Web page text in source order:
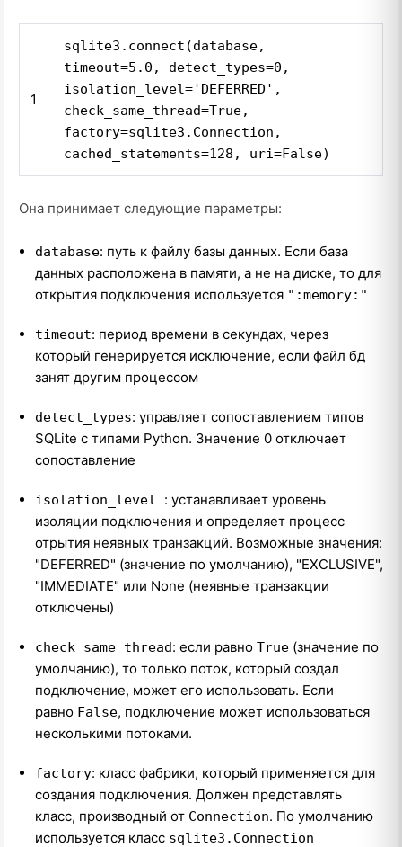
1
sqlite3.connect(database,
timeout=5.0 , detect_types=0 ,
isolation_level='DEFERRED' ,
check_same_thread=True,
factory=sqlite3.Connection,
cached_statements=128 , uri=False)
Она принимает следующие параметры:
database: путь к файлу базы данных. Если база
данных расположена в памяти, а не на диске, то для
открытия подключения используется ":memory:"
timeout: период времени в секундах, через
который генерируется исключение, если файл бд
занят другим процессом
detect_types: управляет сопоставлением типов
SQLite с типами Python. Значение 0 отключает
сопоставление
isolation_level : устанавливает уровень
изоляции подключения и определяет процесс
отрытия неявных транзакций. Возможные значения:
"DEFERRED" (значение по умолчанию), "EXCLUSIVE",
"IMMEDIATE" или None (неявные транзакции
отключены)
check_same_thread: если равно True (значение по
умолчанию), то только поток, который создал
подключение, может его использовать. Если
равно False, подключение может использоваться
несколькими потоками.
factory: класс фабрики, который применяется для
создания подключения. Должен представлять
класс, производный от Connection. По умолчанию
используется класс sqlite3.Connection